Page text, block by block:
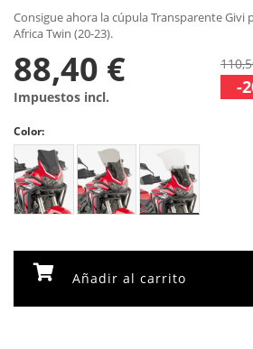
Consigue ahora la cúpula Transparente Givi
Africa Twin (20-23).
88,40 €
Impuestos incl. -
Color:
Añadir al carrito